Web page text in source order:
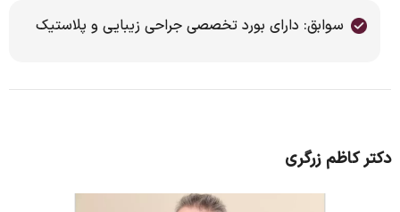
سوابق: دارای بورد تخصصی جراحی زیبایی و پلاستیک
دکتر کاظم زرگری